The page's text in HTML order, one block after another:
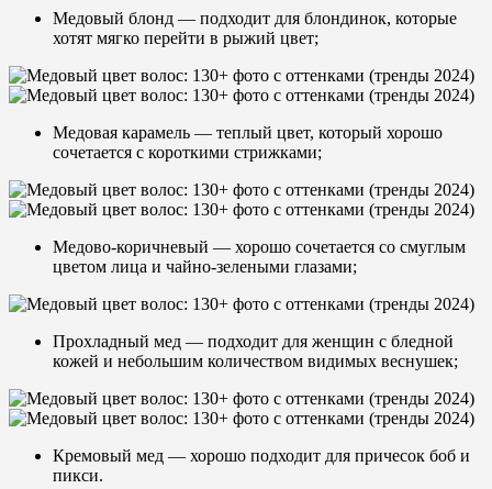
Медовый блонд — подходит для блондинок, которые
хотят мягко перейти в рыжий цвет;
Медовая карамель — теплый цвет, который хорошо
сочетается с короткими стрижками;
Медово-коричневый — хорошо сочетается со смуглым
цветом лица и чайно-зелеными глазами;
Прохладный мед — подходит для женщин с бледной
кожей и небольшим количеством видимых веснушек;
Кремовый мед — хорошо подходит для причесок боб и
пикси.